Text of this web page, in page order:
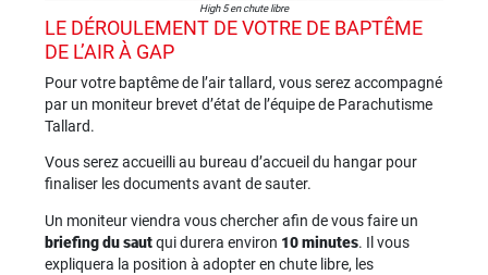
High 5 en chute libre
LE DÉROULEMENT DE VOTRE DE BAPTÊME
DE L’AIR À GAP
Pour votre baptême de l’air tallard, vous serez accompagné
par un moniteur brevet d’état de l’équipe de Parachutisme
Tallard.
Vous serez accueilli au bureau d’accueil du hangar pour
finaliser les documents avant de sauter.
Un moniteur viendra vous chercher afin de vous faire un
briefing du sautqui durera environ 10 minutes. Il vous
expliquera la position à adopter en chute libre, les